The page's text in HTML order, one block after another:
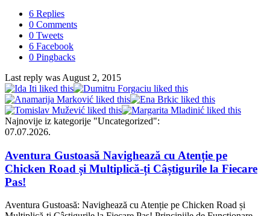
6 Replies
0 Comments
0 Tweets
6 Facebook
0 Pingbacks
Last reply was August 2, 2015
Najnovije iz kategorije "Uncategorized":
07.07.2026.
Aventura Gustoasă Navighează cu Atenție pe
Chicken Road și Multiplică-ți Câștigurile la Fiecare
Pas!
Aventura Gustoasă: Navighează cu Atenție pe Chicken Road și